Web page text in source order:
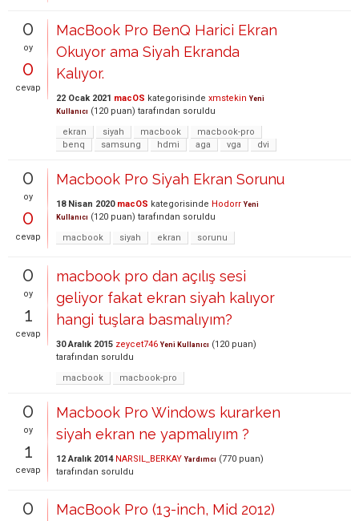
0
oy
0
cevap
MacBook Pro BenQ Harici Ekran
Okuyor ama Siyah Ekranda
Kalıyor.
22 Ocak 2021 macOS kategorisinde xmstekin Yeni
Kullanıcı (120 puan) tarafından soruldu
ekran
siyah macbook
macbook-pro
benq
samsung hdmi aga vga dvi
0
oy
0
cevap
Macbook Pro Siyah Ekran Sorunu
18 Nisan 2020 macOS kategorisinde Hodorr Yeni
Kullanıcı (120 puan) tarafından soruldu
macbook
siyah ekran sorunu
0
oy
1
cevap
macbook pro dan açılış sesi
geliyor fakat ekran siyah kalıyor
hangi tuşlara basmalıyım?
30 Aralık 2015 zeycet746 Yeni Kullanıcı (120 puan)
tarafından soruldu
macbook
macbook-pro
0
oy
1
cevap
Macbook Pro Windows kurarken
siyah ekran ne yapmalıyım ?
12 Aralık 2014 NARSIL_BERKAY Yardımcı (770 puan)
tarafından soruldu
0
MacBook Pro (13-inch, Mid 2012)